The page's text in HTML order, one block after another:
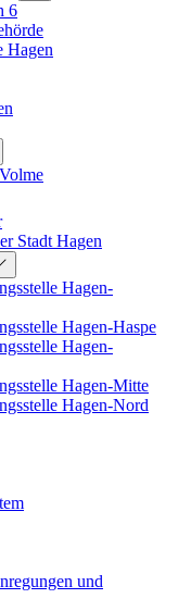
6
Hagen
Stadt Hagen
Hagen-
Hagen-Haspe
Hagen-
Hagen-Mitte
Hagen-Nord
und